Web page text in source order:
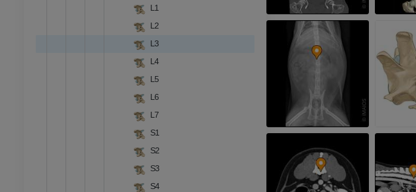
L1
L2
L3
L4
L5
L6
L7
S1
S2
S3
S4
말 - 발굽
MRI
말 - 발가락 및 발굽
프리미엄
말 - 머리
CT
프리미엄